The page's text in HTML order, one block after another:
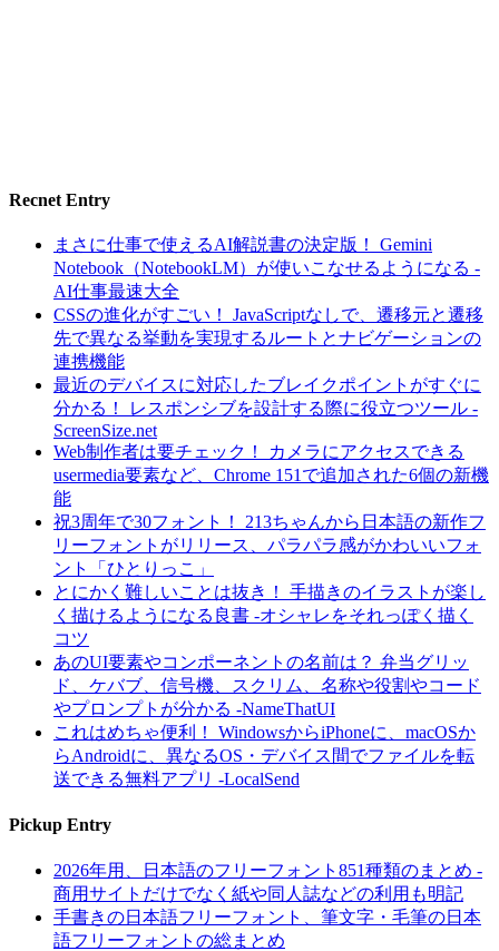
Recnet Entry
まさに仕事で使えるAI解説書の決定版！ Gemini
Notebook（NotebookLM）が使いこなせるようになる -
AI仕事最速大全
CSSの進化がすごい！ JavaScriptなしで、遷移元と遷移
先で異なる挙動を実現するルートとナビゲーションの
連携機能
最近のデバイスに対応したブレイクポイントがすぐに
分かる！ レスポンシブを設計する際に役立つツール -
ScreenSize.net
Web制作者は要チェック！ カメラにアクセスできる
usermedia要素など、Chrome 151で追加された6個の新機
能
祝3周年で30フォント！ 213ちゃんから日本語の新作フ
リーフォントがリリース、パラパラ感がかわいいフォ
ント「ひとりっこ」
とにかく難しいことは抜き！ 手描きのイラストが楽し
く描けるようになる良書 -オシャレをそれっぽく描く
コツ
あのUI要素やコンポーネントの名前は？ 弁当グリッ
ド、ケバブ、信号機、スクリム、名称や役割やコード
やプロンプトが分かる -NameThatUI
これはめちゃ便利！ WindowsからiPhoneに、macOSか
らAndroidに、異なるOS・デバイス間でファイルを転
送できる無料アプリ -LocalSend
Pickup Entry
2026年用、日本語のフリーフォント851種類のまとめ -
商用サイトだけでなく紙や同人誌などの利用も明記
手書きの日本語フリーフォント、筆文字・毛筆の日本
語フリーフォントの総まとめ